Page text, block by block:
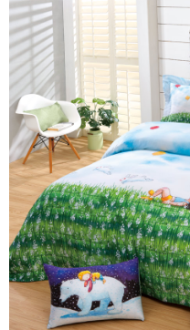
ATM／網路銀行／等多元方式進行
※ 請注意：結帳手續完成當下不需
購買商品的店家。未經商家同意取
後付繳納相關費用。
※ 交易是否成功請以「AFTEE先
是否繳費成功／繳費後需取消欲
客戶支援中心」https://
【注意事項】
１．透過由恩沛科技股份有限公
易，需依本服務之必要範圍內提
權轉讓予恩沛科技股份有限公司。
２．關於個人資料處理事宜，請
https://aftee.tw/terms/#terms3
３．未成年的使用者請事先徵得
「AFTEE先享後付」，若未經同
任。
４．使用「AFTEE先享後付」時
時審查核予不同之上限額度；若
請求用戶進行身份認證。